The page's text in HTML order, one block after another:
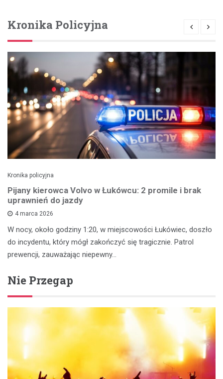
Kronika Policyjna
Kronika policyjna
Pijany kierowca Volvo w Łukówcu: 2 promile i brak
uprawnień do jazdy
4 marca 2026
W nocy, około godziny 1:20, w miejscowości Łukówiec, doszło
do incydentu, który mógł zakończyć się tragicznie. Patrol
prewencji, zauważając niepewny…
Nie Przegap